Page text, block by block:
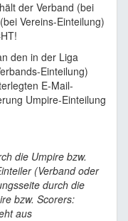
der Verband (bei
Vereins-Einteilung)
den in der Liga
Einteilung)
E-Mail-
Umpire-Einteilung
die Umpire bzw.
(Verband oder
durch die
bzw. Scorers:
aus